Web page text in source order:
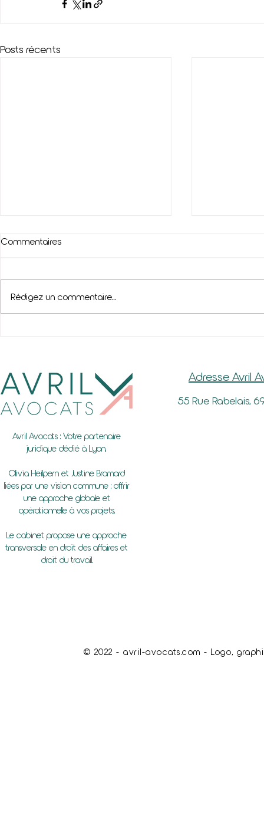
Posts récents
Commentaires
Rédigez un commentaire...
Avril Avocats : Votre partenaire
juridique dédié à Lyon.
Olivia Heilpern et Justine Bramard
liées par une vision commune : offrir
une approche globale et
opérationnelle à vos projets.
Le cabinet propose une approche
transversale en droit des affaires et
droit du travail.
Adresse Avril
55 Rue Rabelais,
© 2022 - avril-avocats.com - Logo,